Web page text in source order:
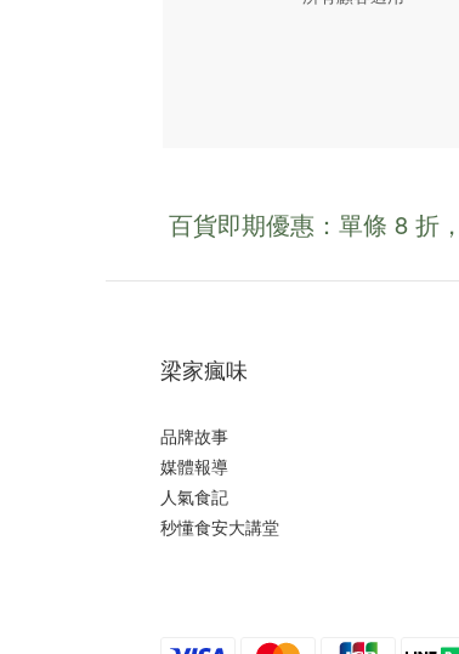
百貨即期優惠：單條 8 折
梁家瘋味
品牌故事
媒體報導
人氣食記
秒懂食安大講堂